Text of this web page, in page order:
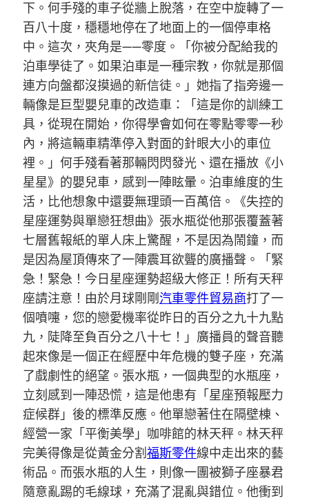
下。何手殘的車子從牆上脫落，在空中旋轉了一
百八十度，穩穩地停在了地面上的一個停車格
中。這次，夾角是——零度。「你被分配給我的
泊車學徒了。如果泊車是一種宗教，你就是那個
連方向盤都沒摸過的新信徒。」她指了指旁邊一
輛像是巨型嬰兒車的改造車：「這是你的訓練工
具，從現在開始，你得學會如何在零點零零一秒
內，將這輛車精準停入對面的針眼大小的車位
裡。」何手殘看著那輛閃閃發光、還在播放《小
星星》的嬰兒車，感到一陣眩暈。泊車維度的生
活，比他想象中還要無理頭一百萬倍。《失控的
星座運勢與單戀狂想曲》張水瓶從他那張覆蓋著
七層舊報紙的單人床上驚醒，不是因為鬧鐘，而
是因為屋頂傳來了一陣震耳欲聾的廣播聲。「緊
急！緊急！今日星座運勢超級大修正！所有天秤
座請注意！由於月球剛剛汽車零件貿易商打了一
個噴嚏，您的戀愛機率從昨日的百分之九十九點
九，陡降至負百分之八十七！」廣播員的聲音聽
起來像是一個正在經歷中年危機的雙子座，充滿
了戲劇性的絕望。張水瓶，一個典型的水瓶座，
立刻感到一陣恐慌，這是他患有「星座預報壓力
症候群」後的標準反應。他單戀著住在隔壁棟、
經營一家「平衡美學」咖啡館的林天秤。林天秤
完美得像是從黃金分割福斯零件線中走出來的藝
術品。而張水瓶的人生，則像一團被獅子座暴君
隨意亂踢的毛線球，充滿了混亂與錯位。他衝到